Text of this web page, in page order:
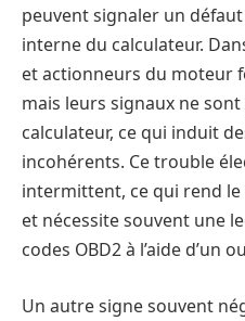
peuvent signaler un
interne du calculateur.
et actionneurs du moteur
mais leurs signaux ne
calculateur, ce qui induit
incohérents. Ce trouble
intermittent, ce qui rend
et nécessite souvent une
codes OBD2 à l’aide d’un
Un autre signe souvent